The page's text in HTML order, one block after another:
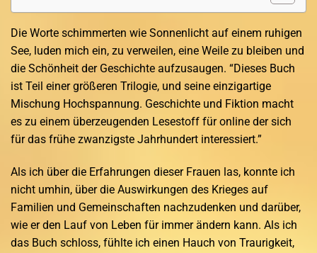
Die Worte schimmerten wie Sonnenlicht auf einem ruhigen
See, luden mich ein, zu verweilen, eine Weile zu bleiben und
die Schönheit der Geschichte aufzusaugen. “Dieses Buch
ist Teil einer größeren Trilogie, und seine einzigartige
Mischung Hochspannung. Geschichte und Fiktion macht
es zu einem überzeugenden Lesestoff für online der sich
für das frühe zwanzigste Jahrhundert interessiert.”
Als ich über die Erfahrungen dieser Frauen las, konnte ich
nicht umhin, über die Auswirkungen des Krieges auf
Familien und Gemeinschaften nachzudenken und darüber,
wie er den Lauf von Leben für immer ändern kann. Als ich
das Buch schloss, fühlte ich einen Hauch von Traurigkeit,